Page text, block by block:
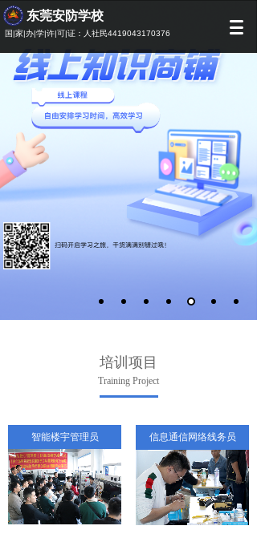
2021
培训项目
Training Project
智能楼宇管理员 信息通信网络线务员
国|家|办|学|许|可|证：人社民4419043170376
东莞安防学校